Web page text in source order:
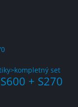
set
+ S270